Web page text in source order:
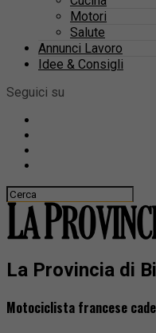
Motori
Salute
Annunci Lavoro
Idee & Consigli
Seguici su
La Provincia di
Motociclista francese